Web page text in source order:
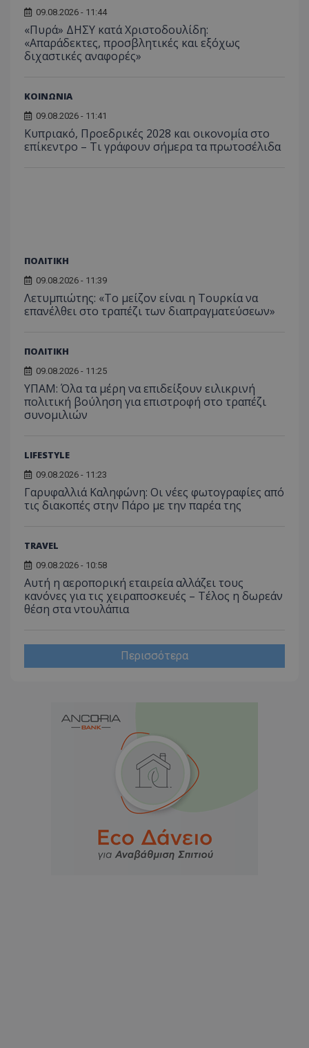
09.08.2026 - 11:44
«Πυρά» ΔΗΣΥ κατά Χριστοδουλίδη:
«Απαράδεκτες, προσβλητικές και εξόχως
διχαστικές αναφορές»
ΚΟΙΝΩΝΙΑ
09.08.2026 - 11:41
Κυπριακό, Προεδρικές 2028 και οικονομία στο
επίκεντρο – Τι γράφουν σήμερα τα πρωτοσέλιδα
ΠΟΛΙΤΙΚΗ
09.08.2026 - 11:39
Λετυμπιώτης: «Το μείζον είναι η Τουρκία να
επανέλθει στο τραπέζι των διαπραγματεύσεων»
ΠΟΛΙΤΙΚΗ
09.08.2026 - 11:25
ΥΠΑΜ: Όλα τα μέρη να επιδείξουν ειλικρινή
πολιτική βούληση για επιστροφή στο τραπέζι
συνομιλιών
LIFESTYLE
09.08.2026 - 11:23
Γαρυφαλλιά Καληφώνη: Οι νέες φωτογραφίες από
τις διακοπές στην Πάρο με την παρέα της
TRAVEL
09.08.2026 - 10:58
Αυτή η αεροπορική εταιρεία αλλάζει τους
κανόνες για τις χειραποσκευές – Τέλος η δωρεάν
θέση στα ντουλάπια
Περισσότερα